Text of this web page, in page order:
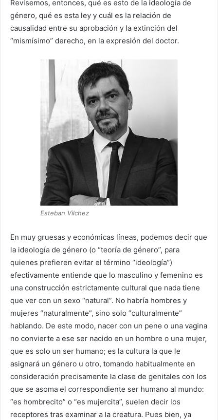
Revisemos, entonces, qué es esto de la ideología de
género, qué es esta ley y cuál es la relación de
causalidad entre su aprobación y la extinción del
“mismísimo” derecho, en la expresión del doctor.
Esteban Vilchez
En muy gruesas y económicas líneas, podemos decir que
la ideología de género (o “teoría de género”, para
quienes prefieren evitar el término “ideología”)
efectivamente entiende que lo masculino y femenino es
una construcción estrictamente cultural que nada tiene
que ver con un sexo “natural”. No habría hombres y
mujeres “naturalmente”, sino solo “culturalmente”
hablando. De este modo, nacer con un pene o una vagina
no convierte a ese ser nacido en un hombre o una mujer,
que es solo un ser humano; es la cultura la que le
asignará un género u otro, tomando habitualmente en
consideración precisamente la clase de genitales con los
que se asoma el correspondiente ser humano al mundo:
“es hombrecito” o “es mujercita”, suelen decir los
receptores tras examinar a la creatura. Pues bien, ya